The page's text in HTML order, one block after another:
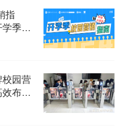
指
季营
校园营
效布